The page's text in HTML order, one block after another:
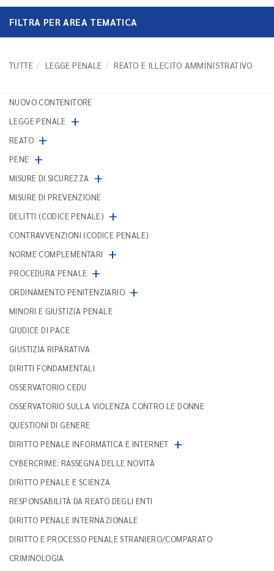
FILTRA PER AREA TEMATICA
TUTTE LEGGE PENALE REATO E ILLECITO AMMINISTRATIVO
NUOVO CONTENITORE
LEGGE PENALE +
REATO +
PENE +
MISURE DI SICUREZZA +
MISURE DI PREVENZIONE
DELITTI (CODICE PENALE) +
CONTRAVVENZIONI (CODICE PENALE)
NORME COMPLEMENTARI
+
PROCEDURA PENALE +
ORDINAMENTO PENITENZIARIO +
MINORI E GIUSTIZIA PENALE
GIUDICE DI PACE
GIUSTIZIA RIPARATIVA
DIRITTI FONDAMENTALI
OSSERVATORIO CEDU
OSSERVATORIO SULLA VIOLENZA CONTRO LE DONNE
QUESTIONI DI GENERE
DIRITTO PENALE INFORMATICA E INTERNET +
CYBERCRIME: RASSEGNA DELLE NOVITÀ
DIRITTO PENALE E SCIENZA
RESPONSABILITÀ DA REATO DEGLI ENTI
DIRITTO PENALE INTERNAZIONALE
DIRITTO E PROCESSO PENALE STRANIERO/COMPARATO
CRIMINOLOGIA